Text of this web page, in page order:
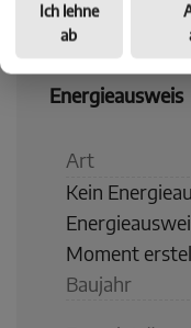
Energieausweis
Art
Kein
Moment
Baujahr
Ich lehne
ab